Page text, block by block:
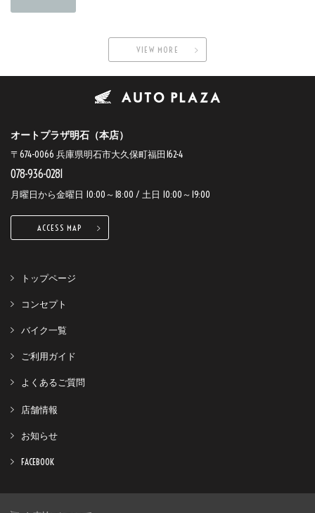
VIEW MORE
オートプラザ明石（本店）
〒674-0066 兵庫県明石市大久保町福田162-4
078-936-0281
月曜日から金曜日 10:00～18:00 / 土日 10:00～19:00
ACCESS MAP
トップページ
コンセプト
バイク一覧
ご利用ガイド
よくあるご質問
店舗情報
お知らせ
FACEBOOK